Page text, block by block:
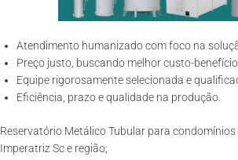
Atendimento humanizado com foco na
Preço justo, buscando melhor custo-benefício.
Equipe rigorosamente selecionada e
Eficiência, prazo e qualidade na produção.
Reservatório Metálico Tubular para condomínios
Imperatriz Sc e região;